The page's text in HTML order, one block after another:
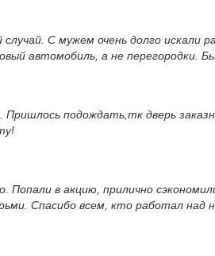
С мужем очень долго
автомобиль, а не перегородки.
Пришлось подождать,тк дверь
Попали в акцию, прилично
Спасибо всем, кто работал над